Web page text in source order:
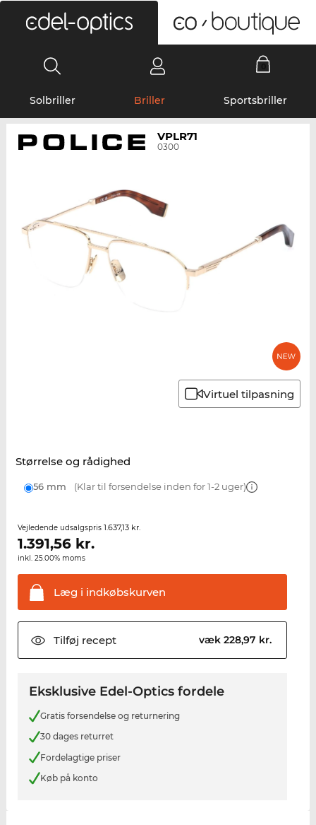
Solbriller Briller Sportsbriller
VPLR71
0300
Virtuel tilpasning
Størrelse og rådighed
56 mm (Klar til forsendelse inden for 1-2 uger)
Vejledende udsalgspris 1.637,13 kr.
1.391,56kr.
inkl. 25.00% moms
Læg i indkøbskurven
Tilføj recept væk 228,97 kr.
Eksklusive Edel-Optics fordele
Gratis forsendelse og returnering
30 dages returret
Fordelagtige priser
Køb på konto